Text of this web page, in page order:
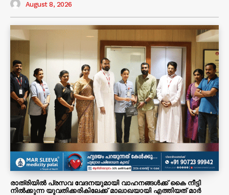
August 8, 2026
രാത്രിയിൽ പ്രസവ വേദനയുമായി വാഹനങ്ങൾക്ക് കൈ നീട്ടി
നിൽക്കുന്ന യുവതിക്കരികിലേക്ക് മാലാഖയായി എത്തിയത് മാർ